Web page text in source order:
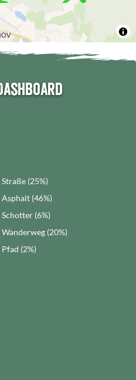
Straße (25%)
Asphalt (46%)
Schotter (6%)
Wanderweg (20%)
Pfad (2%)